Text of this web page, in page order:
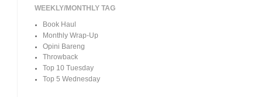
WEEKLY/MONTHLY TAG
Book Haul
Monthly Wrap-Up
Opini Bareng
Throwback
Top 10 Tuesday
Top 5 Wednesday